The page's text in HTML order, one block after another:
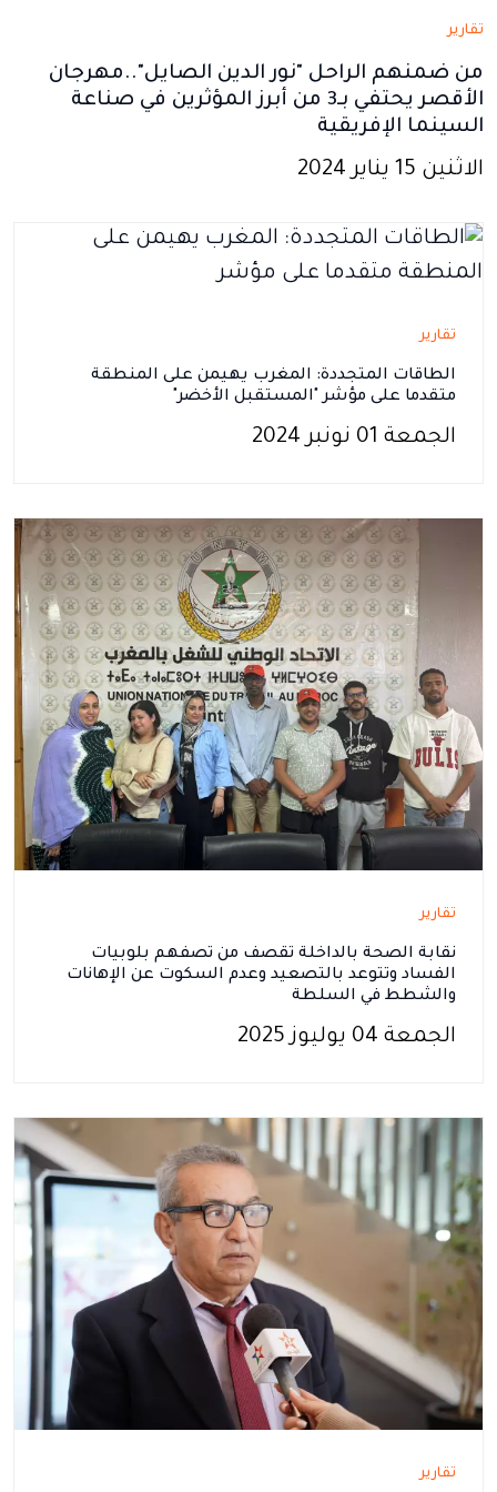
تقارير
من ضمنهم الراحل "نور الدين الصايل"..مهرجان
الأقصر يحتفي بـ3 من أبرز المؤثرين في صناعة
السينما الإفريقية
الاثنين 15 يناير 2024
تقارير
الطاقات المتجددة: المغرب يهيمن على المنطقة
متقدما على مؤشر "المستقبل الأخضر"
الجمعة 01 نونبر 2024
تقارير
نقابة الصحة بالداخلة تقصف من تصفهم بلوبيات
الفساد وتتوعد بالتصعيد وعدم السكوت عن الإهانات
والشطط في السلطة
الجمعة 04 يوليوز 2025
تقارير